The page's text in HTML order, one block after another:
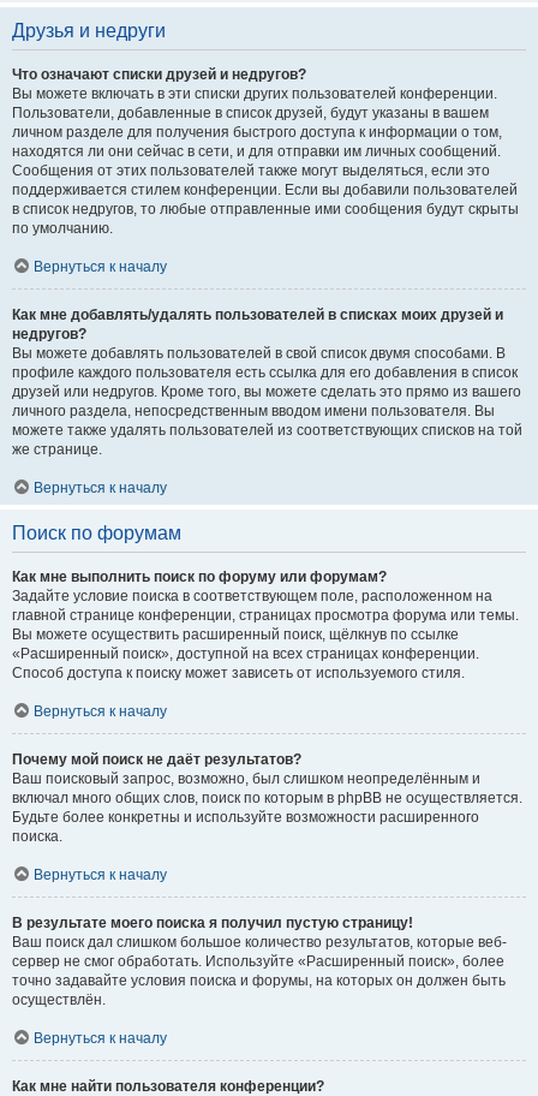
Друзья и недруги
Что означают списки друзей и недругов?
Вы можете включать в эти списки других пользователей конференции.
Пользователи, добавленные в список друзей, будут указаны в вашем
личном разделе для получения быстрого доступа к информации о том,
находятся ли они сейчас в сети, и для отправки им личных сообщений.
Сообщения от этих пользователей также могут выделяться, если это
поддерживается стилем конференции. Если вы добавили пользователей
в список недругов, то любые отправленные ими сообщения будут скрыты
по умолчанию.
Вернуться к началу
Как мне добавлять/удалять пользователей в списках моих друзей и
недругов?
Вы можете добавлять пользователей в свой список двумя способами. В
профиле каждого пользователя есть ссылка для его добавления в список
друзей или недругов. Кроме того, вы можете сделать это прямо из вашего
личного раздела, непосредственным вводом имени пользователя. Вы
можете также удалять пользователей из соответствующих списков на той
же странице.
Вернуться к началу
Поиск по форумам
Как мне выполнить поиск по форуму или форумам?
Задайте условие поиска в соответствующем поле, расположенном на
главной странице конференции, страницах просмотра форума или темы.
Вы можете осуществить расширенный поиск, щёлкнув по ссылке
«Расширенный поиск», доступной на всех страницах конференции.
Способ доступа к поиску может зависеть от используемого стиля.
Вернуться к началу
Почему мой поиск не даёт результатов?
Ваш поисковый запрос, возможно, был слишком неопределённым и
включал много общих слов, поиск по которым в phpBB не осуществляется.
Будьте более конкретны и используйте возможности расширенного
поиска.
Вернуться к началу
В результате моего поиска я получил пустую страницу!
Ваш поиск дал слишком большое количество результатов, которые веб-
сервер не смог обработать. Используйте «Расширенный поиск», более
точно задавайте условия поиска и форумы, на которых он должен быть
осуществлён.
Вернуться к началу
Как мне найти пользователя конференции?